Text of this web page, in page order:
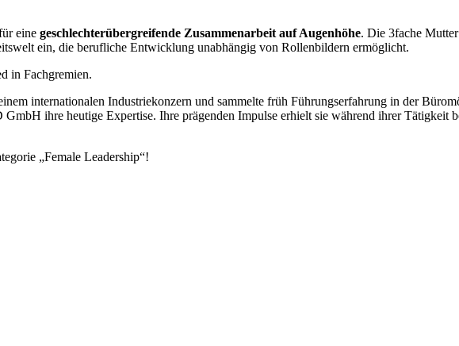
eine geschlechterübergreifende Zusammenarbeit auf Augenhöhe. Die 3fache
ein, die berufliche Entwicklung unabhängig von Rollenbildern ermöglicht.
in Fachgremien.
internationalen Industriekonzern und sammelte früh Führungserfahrung in der
ihre heutige Expertise. Ihre prägenden Impulse erhielt sie während ihrer Tätigkeit
„Female Leadership“!